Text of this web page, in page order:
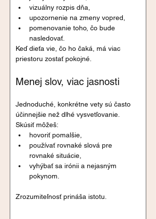
vizuálny rozpis dňa,
upozornenie na zmeny vopred,
pomenovanie toho, čo bude
nasledovať.
Keď dieťa vie, čo ho čaká, má viac
priestoru zostať pokojné.
Menej slov, viac jasnosti
Jednoduché, konkrétne vety sú často
účinnejšie než dlhé vysvetľovanie.
Skúsiť môžeš:
hovoriť pomalšie,
používať rovnaké slová pre
rovnaké situácie,
vyhýbať sa irónii a nejasným
pokynom.
Zrozumiteľnosť prináša istotu.